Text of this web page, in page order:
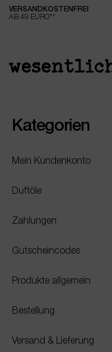
springen Zur
VERSANDKOSTENFREI
AB 49 EURO**
Kategorien
Mein Kundenkonto
Duftöle
Zahlungen
Gutscheincodes
Produkte allgemein
Bestellung
Versand & Lieferung